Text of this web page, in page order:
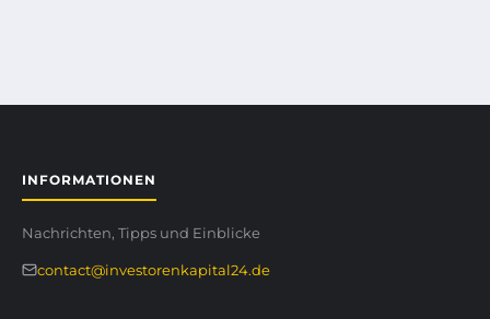
INFORMATIONEN
Nachrichten, Tipps und Einblicke
contact@investorenkapital24.de